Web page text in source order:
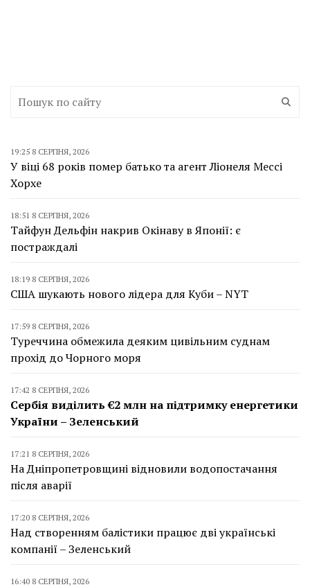
19:25 8 СЕРПНЯ, 2026
У віці 68 років помер батько та агент Ліонеля Мессі
Хорхе
18:51 8 СЕРПНЯ, 2026
Тайфун Дельфін накрив Окінаву в Японії: є
постраждалі
18:19 8 СЕРПНЯ, 2026
США шукають нового лідера для Куби – NYT
17:59 8 СЕРПНЯ, 2026
Туреччина обмежила деяким цивільним суднам
прохід до Чорного моря
17:42 8 СЕРПНЯ, 2026
Сербія виділить €2 млн на підтримку енергетики
України – Зеленський
17:21 8 СЕРПНЯ, 2026
На Дніпропетровщині відновили водопостачання
після аварії
17:20 8 СЕРПНЯ, 2026
Над створенням балістики працює дві українські
компанії – Зеленський
16:40 8 СЕРПНЯ, 2026